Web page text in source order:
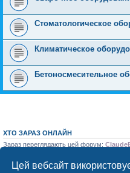
Цей вебсайт
Стоматологическое
Климатическое
Бетоносмесительное
ХТО ЗАРАЗ ОНЛАЙН
Зараз переглядають цей форум:
Херсонський форум